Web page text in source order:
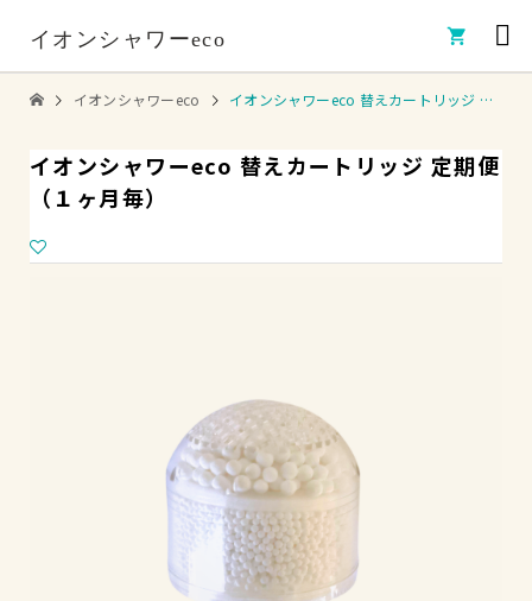
イオンシャワーeco 
イオンシャワーeco イオンシャワーeco 替えカートリッジ 定期便（１ヶ月毎）
イオンシャワーeco 替えカートリッジ 定期便
（１ヶ月毎）